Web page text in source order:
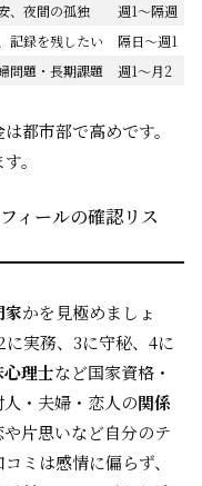
、夜間の孤独
週1〜隔週
記録を残したい
隔日〜週1
問題・長期課題 週1〜月2
都市部で高めです。
。
ィールの確認リス
家かを見極めましょ
実務、3に守秘、4に
理士など国家資格・
・夫婦・恋人の関係
片思いなど自分のテ
ミは感情に偏らず、